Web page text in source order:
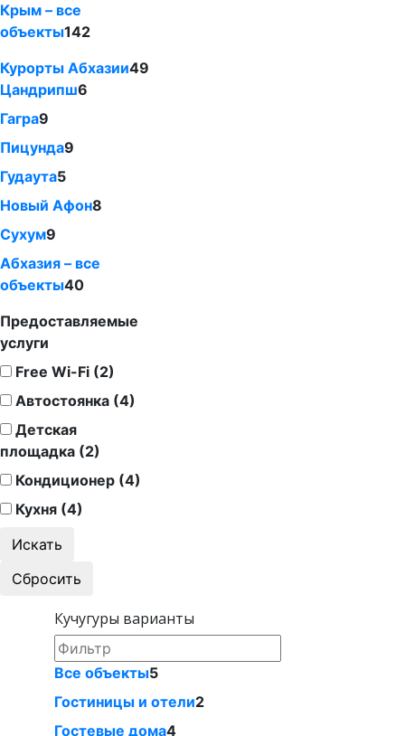
Крым – все
объекты142
Курорты Абхазии49
Цандрипш6
Гагра9
Пицунда9
Гудаута5
Новый Афон8
Сухум9
Абхазия – все
объекты40
Предоставляемые
услуги
Free Wi-Fi (2)
Автостоянка (4)
Детская
площадка (2)
Кондиционер (4)
Кухня (4)
Кучугуры варианты
Все объекты5
Гостиницы и отели2
Гостевые дома4